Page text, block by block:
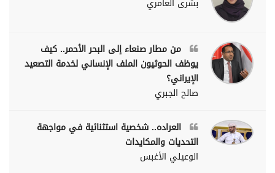
بشرى العامري
من مطار صنعاء إلى البحر الأحمر.. كيف
يوظف الحوثيون الملف الإنساني لخدمة التصعيد
الإيراني؟
صالح الجبري
العراده.. شخصية استثنائية في مواجهة
التحديات والمكايدات
الوعيلي الأغبس